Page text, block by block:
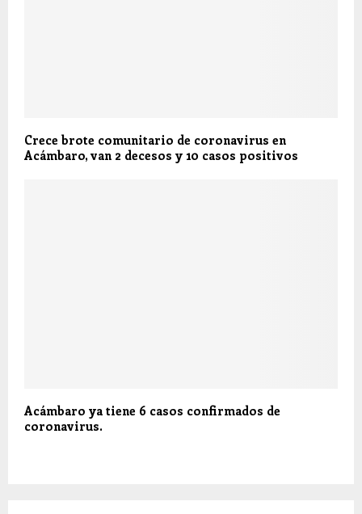
Crece brote comunitario de coronavirus en
Acámbaro, van 2 decesos y 10 casos positivos
Acámbaro ya tiene 6 casos confirmados de
coronavirus.